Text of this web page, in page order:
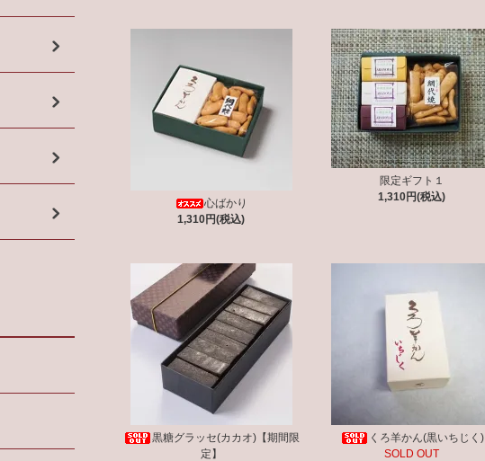
心ばかり
1,310円(税込)
限定ギフト１
1,310円(税込)
黒糖グラッセ(カカオ)【期間限
定】
くろ羊かん(黒いちじく)
SOLD OUT